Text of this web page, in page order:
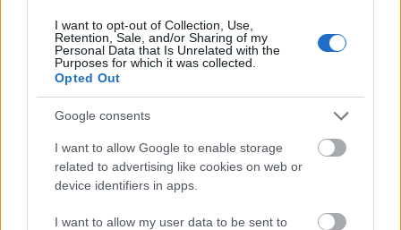
I want to opt-out of Collection, Use,
Retention, Sale, and/or Sharing of my
Personal Data that Is Unrelated with the
Purposes for which it was collected.
Opted Out
Google consents
I want to allow Google to enable storage
related to advertising like cookies on web or
device identifiers in apps.
I want to allow my user data to be sent to
Amire többmillióan vártunk: szombattól másodfokúra
csökken a riasztás